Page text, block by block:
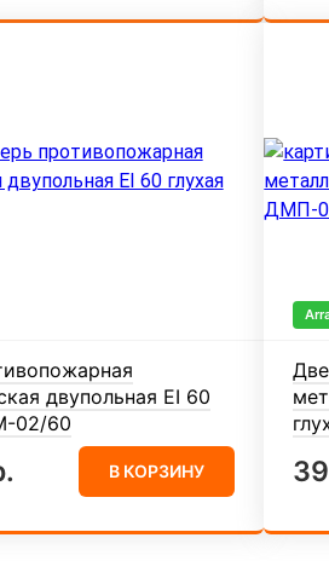
двупольная EI 60
02/60
В КОРЗИНУ